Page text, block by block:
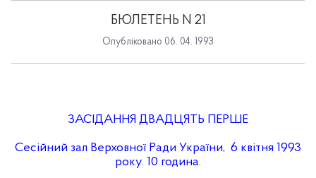
БЮЛЕТЕНЬ N 21
Опубліковано 06. 04. 1993
ЗАСІДАННЯ ДВАДЦЯТЬ ПЕРШЕ
Сесійний зал Верховної Ради України, 6 квітня 1993
року. 10 година.